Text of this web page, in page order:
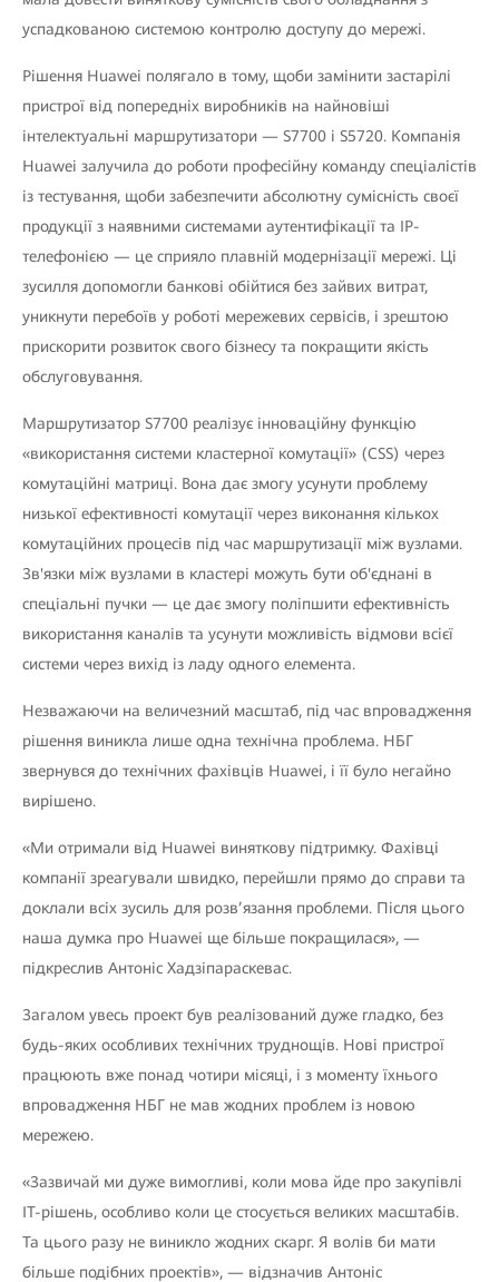
успадкованою системою контролю доступу до мережі.
Рішення Huawei полягало в тому, щоби замінити застарілі
пристрої від попередніх виробників на найновіші
інтелектуальні маршрутизатори — S7700 і S5720. Компанія
Huawei залучила до роботи професійну команду спеціалістів
із тестування, щоби забезпечити абсолютну сумісність своєї
продукції з наявними системами аутентифікації та IP-
телефонією — це сприяло плавній модернізації мережі. Ці
зусилля допомогли банкові обійтися без зайвих витрат,
уникнути перебоїв у роботі мережевих сервісів, і зрештою
прискорити розвиток свого бізнесу та покращити якість
обслуговування.
Маршрутизатор S7700 реалізує інноваційну функцію
«використання системи кластерної комутації» (CSS) через
комутаційні матриці. Вона дає змогу усунути проблему
низької ефективності комутації через виконання кількох
комутаційних процесів під час маршрутизації між вузлами.
Зв'язки між вузлами в кластері можуть бути об'єднані в
спеціальні пучки — це дає змогу поліпшити ефективність
використання каналів та усунути можливість відмови всієї
системи через вихід із ладу одного елемента.
Незважаючи на величезний масштаб, під час впровадження
рішення виникла лише одна технічна проблема. НБГ
звернувся до технічних фахівців Huawei, і її було негайно
вирішено.
«Ми отримали від Huawei виняткову підтримку. Фахівці
компанії зреагували швидко, перейшли прямо до справи та
доклали всіх зусиль для розв’язання проблеми. Після цього
наша думка про Huawei ще більше покращилася», —
підкреслив Антоніс Хадзіпараскевас.
Загалом увесь проект був реалізований дуже гладко, без
будь-яких особливих технічних труднощів. Нові пристрої
працюють вже понад чотири місяці, і з моменту їхнього
впровадження НБГ не мав жодних проблем із новою
мережею.
«Зазвичай ми дуже вимогливі, коли мова йде про закупівлі
ІТ-рішень, особливо коли це стосується великих масштабів.
Та цього разу не виникло жодних скарг. Я волів би мати
більше подібних проектів», — відзначив Антоніс